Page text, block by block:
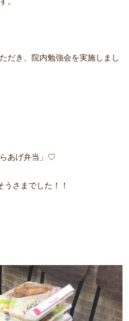
だき、院内勉強会を実施しまし
あげ弁当」♡
うさまでした！！